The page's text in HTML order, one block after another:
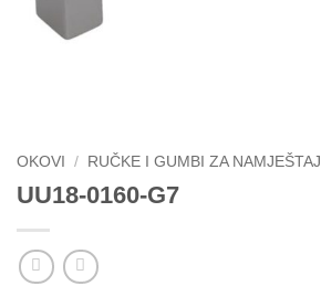
OKOVI / RUČKE I GUMBI ZA NAMJEŠTAJ
UU18-0160-G7